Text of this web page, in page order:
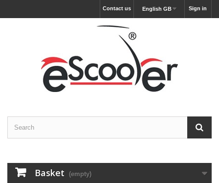
Sign in
English GB
Contact us
Basket (empty)